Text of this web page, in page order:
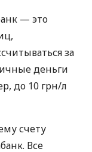
— это
за
деньги
до 10 грн/л
счету
Все